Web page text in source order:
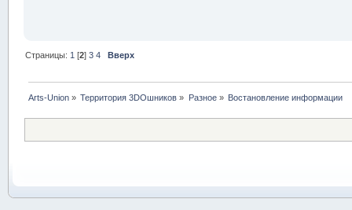
Страницы: 1 [2]3 4 Вверх
Arts-Union » Территория 3DOшников » Разное» Востановление информации